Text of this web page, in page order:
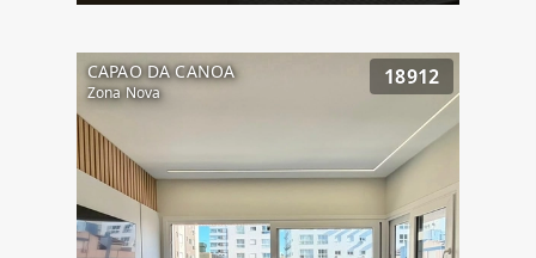
CAPAO DA CANOA
Zona Nova
18912